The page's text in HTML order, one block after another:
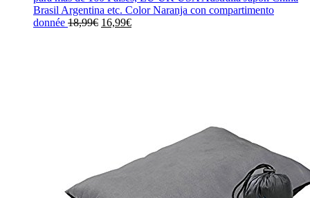
Brasil Argentina etc. Color Naranja con compartimento
donnée 18,99€ El
16,99€El